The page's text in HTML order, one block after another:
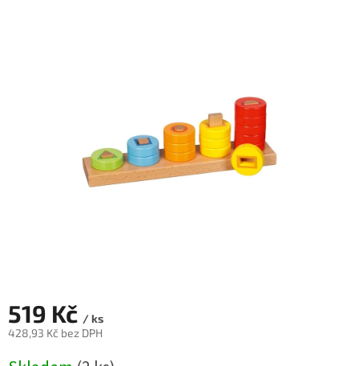
519 Kč / ks
428,93 Kč bez DPH